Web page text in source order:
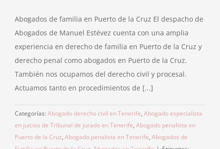
Abogados de familia en Puerto de la Cruz El despacho de
Abogados de Manuel Estévez cuenta con una amplia
experiencia en derecho de familia en Puerto de la Cruz y
derecho penal como abogados en Puerto de la Cruz.
También nos ocupamos del derecho civil y procesal.
Actuamos tanto en procedimientos de [...]
Categorías: Abogado derecho civil en Tenerife, Abogado especialista
en juicios de Tribunal de jurado en Tenerife, Abogado penalista en
Puerto de la Cruz, Abogado penalista en Tenerife, Abogados de